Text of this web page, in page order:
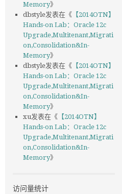
Memory》
dbstyle发表在《 【2014OTN】
Hands-on Lab：Oracle 12c
Upgrade,Multitenant,Migrati
on,Consolidation&In-
Memory》
dbstyle发表在《 【2014OTN】
Hands-on Lab：Oracle 12c
Upgrade,Multitenant,Migrati
on,Consolidation&In-
Memory》
xu发表在《 【2014OTN】
Hands-on Lab：Oracle 12c
Upgrade,Multitenant,Migrati
on,Consolidation&In-
Memory》
访问量统计